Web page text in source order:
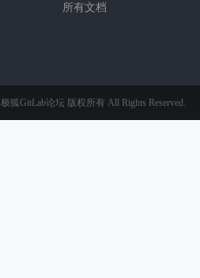
所有文档
极狐GitLab论坛 版权所有 All Rights Reserved.